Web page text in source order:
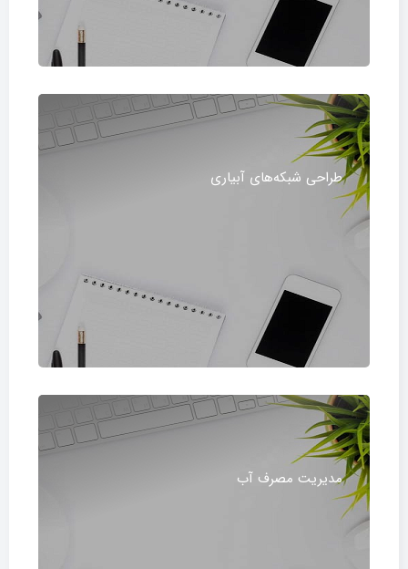
طراحی شبکه‌های آبیاری
مدیریت مصرف آب